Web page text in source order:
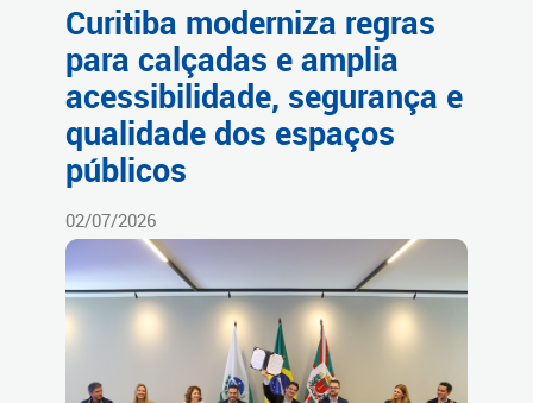
Curitiba moderniza regras
para calçadas e amplia
acessibilidade, segurança e
qualidade dos espaços
públicos
02/07/2026